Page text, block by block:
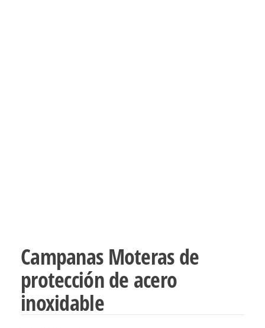
Campanas Moteras de
protección de acero
inoxidable